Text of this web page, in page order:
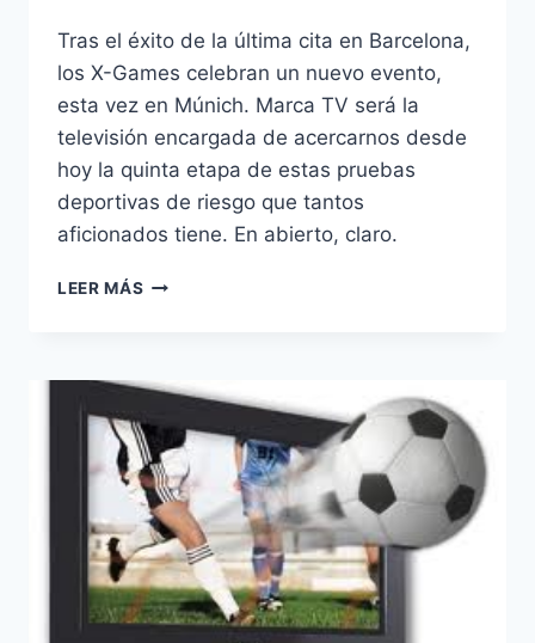
Tras el éxito de la última cita en Barcelona,
los X-Games celebran un nuevo evento,
esta vez en Múnich. Marca TV será la
televisión encargada de acercarnos desde
hoy la quinta etapa de estas pruebas
deportivas de riesgo que tantos
aficionados tiene. En abierto, claro.
LEER MÁS MARCA
X-
DESDE
MÚNICH